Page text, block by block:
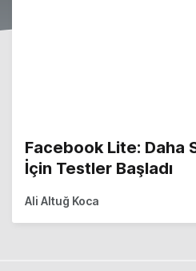
Facebook Lite: Daha
İçin Testler Başladı
Ali Altuğ Koca